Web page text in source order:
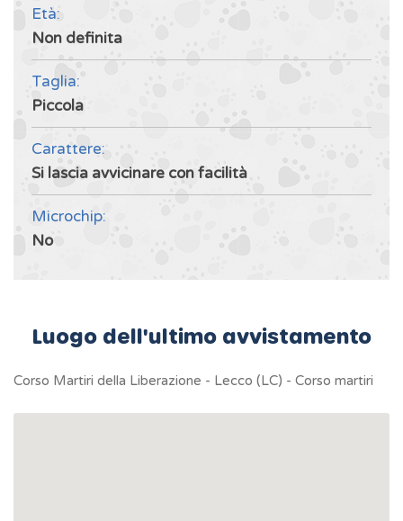
Età:
Non definita
Taglia:
Piccola
Carattere:
Si lascia avvicinare con facilità
Microchip:
No
Luogo dell'ultimo avvistamento
Corso Martiri della Liberazione - Lecco (LC) - Corso martiri